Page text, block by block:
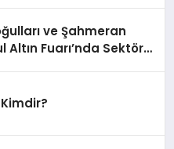
ve Şahmeran
Fuarı’nda Sektöre